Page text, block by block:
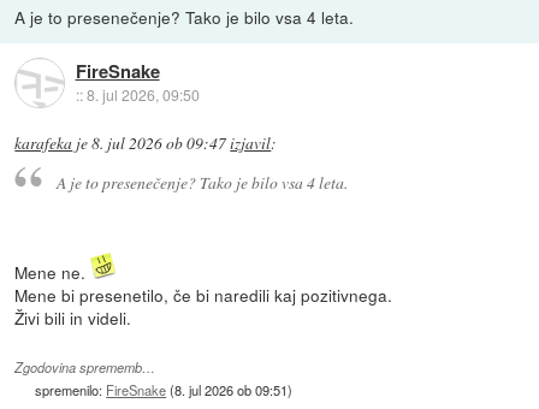
A je to presenečenje? Tako je bilo vsa 4 leta.
FireSnake
::8. jul 2026, 09:50
karafeka je8. jul 2026 ob 09:47izjavil:
A je to presenečenje? Tako je bilo vsa 4 leta.
Mene ne.
Mene bi presenetilo, če bi naredili kaj pozitivnega.
Živi bili in videli.
Zgodovina sprememb…
spremenilo: FireSnake(8. jul 2026 ob 09:51)